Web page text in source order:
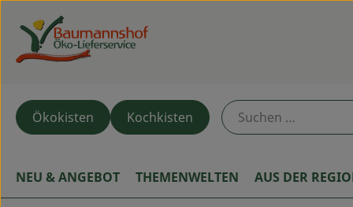
Ökokisten Kochkisten
NEU & ANGEBOT THEMENWELTEN AUS DER